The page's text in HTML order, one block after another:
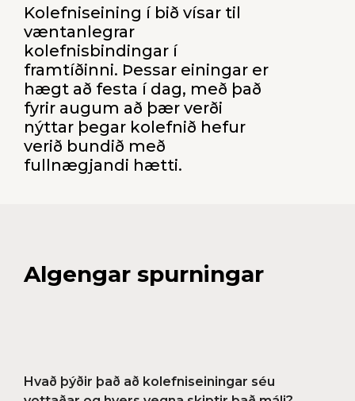
Kolefniseining í bið vísar til
væntanlegrar
kolefnisbindingar í
framtíðinni. Þessar einingar er
hægt að festa í dag, með það
fyrir augum að þær verði
nýttar þegar kolefnið hefur
verið bundið með
fullnægjandi hætti.
Algengar spurningar
Hvað þýðir það að kolefniseiningar séu